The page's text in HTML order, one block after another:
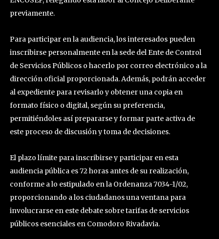
previamente.
Para participar en la audiencia, los interesados pueden
inscribirse personalmente en la sede del Ente de Control
de Servicios Públicos o hacerlo por correo electrónico a la
dirección oficial proporcionada. Además, podrán acceder
al expediente para revisarlo y obtener una copia en
formato físico o digital, según su preferencia,
permitiéndoles así prepararse y formar parte activa de
este proceso de discusión y toma de decisiones.
El plazo límite para inscribirse y participar en esta
audiencia pública es 72 horas antes de su realización,
conforme a lo estipulado en la Ordenanza 7034-1/02,
proporcionando a los ciudadanos una ventana para
involucrarse en este debate sobre tarifas de servicios
públicos esenciales en Comodoro Rivadavia.